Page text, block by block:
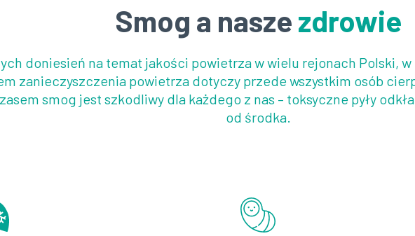
Smog a nasze zdrowie
doniesień na temat jakości powietrza w wielu rejonach Polski,
zanieczyszczenia powietrza dotyczy przede wszystkim osób
smog jest szkodliwy dla każdego z nas – toksyczne pyły
od środka.